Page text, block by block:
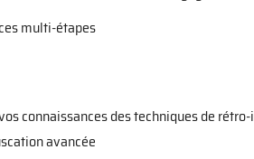
multi-étapes
connaissances des techniques de
avancée